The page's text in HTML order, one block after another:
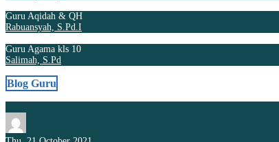
Guru Aqidah & QH
Rabuansyah, S.Pd.I
Guru Agama kls 10
Salimah, S.Pd
Blog Guru